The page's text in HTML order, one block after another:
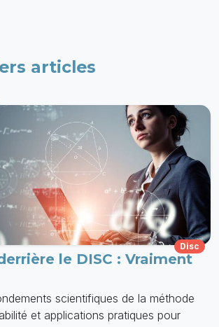
articles
Disc
le DISC : Vraiment
scientifiques de la méthode
et applications pratiques pour